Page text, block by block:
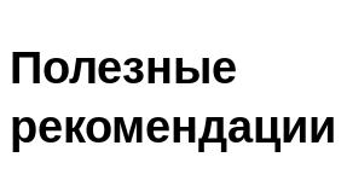
Полезные
рекомендации